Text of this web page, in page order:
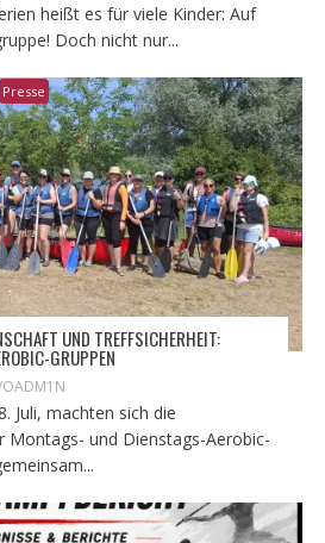
heißt es für viele Kinder: Auf
Doch nicht nur...
Presse
UND TREFFSICHERHEIT: T
GRUPPEN
Juli, machten sich die
Montags- und Dienstags-Aerobic-